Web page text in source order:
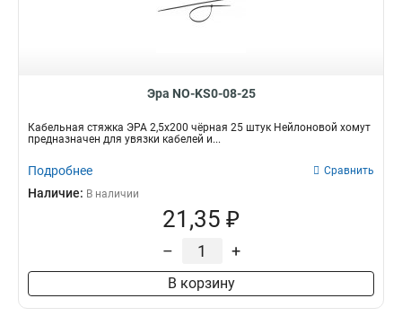
Эра NO-KS0-08-25
Кабельная стяжка ЭРА 2,5х200 чёрная 25 штук Нейлоновой хомут
предназначен для увязки кабелей и...
Подробнее Сравнить
Наличие: В наличии
21,35 ₽
– +
В корзину